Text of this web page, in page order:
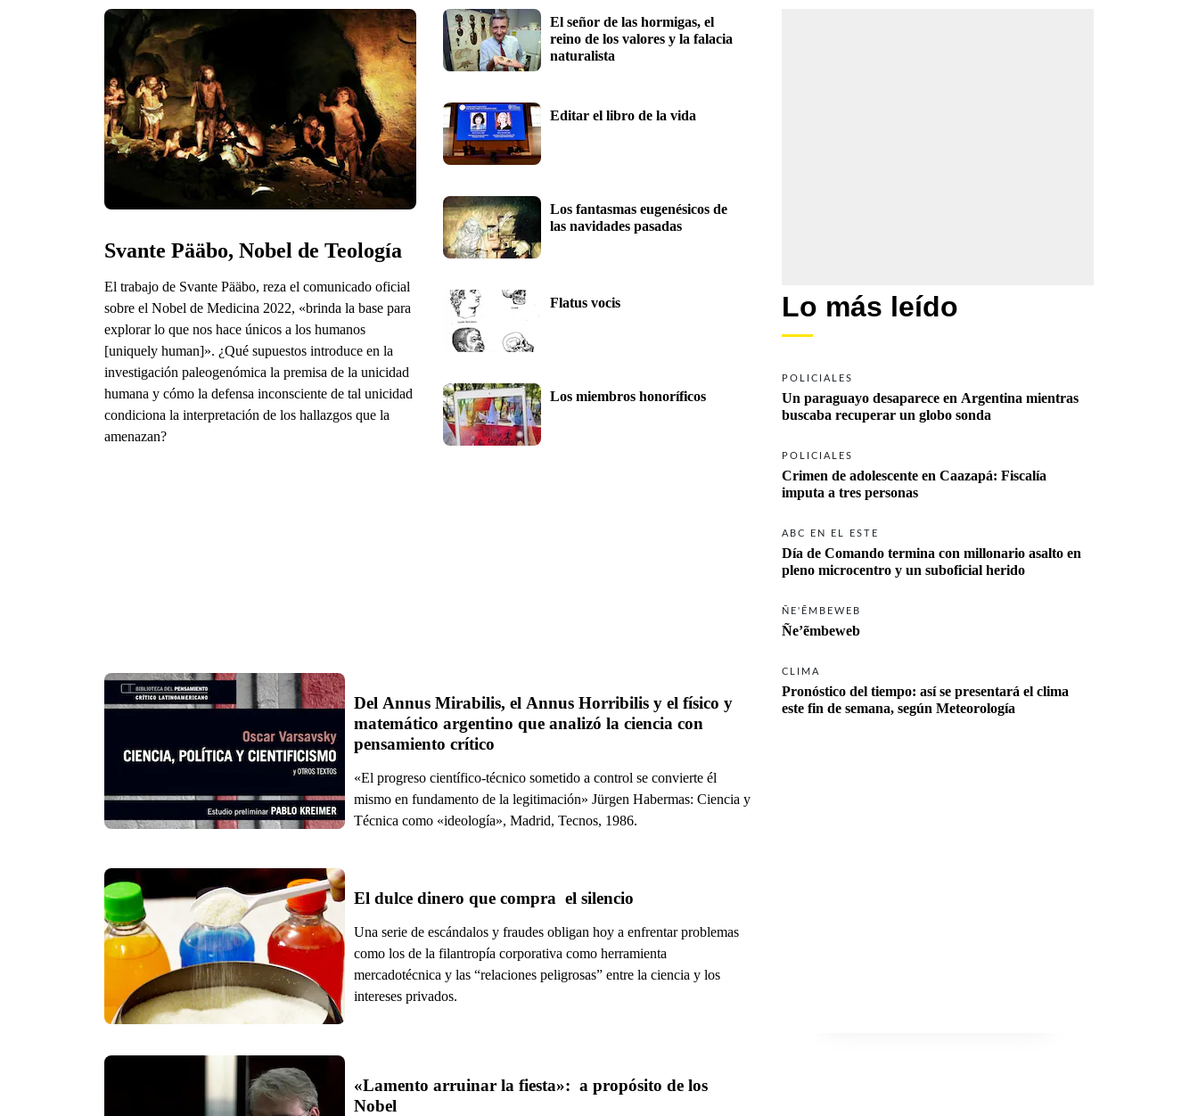
Svante Pääbo, Nobel de Teología
El trabajo de Svante Pääbo, reza el comunicado oficial
sobre el Nobel de Medicina 2022, «brinda la base para
explorar lo que nos hace únicos a los humanos
[uniquely human]». ¿Qué supuestos introduce en la
investigación paleogenómica la premisa de la unicidad
humana y cómo la defensa inconsciente de tal unicidad
condiciona la interpretación de los hallazgos que la
amenazan?
El señor de las hormigas, el
reino de los valores y la falacia
naturalista
Editar el libro de la vida
Los fantasmas eugenésicos de
las navidades pasadas
Flatus vocis
Los miembros honoríficos
Del Annus Mirabilis, el Annus Horribilis y el físico y
matemático argentino que analizó la ciencia con
pensamiento crítico
«El progreso científico-técnico sometido a control se convierte él
mismo en fundamento de la legitimación» Jürgen Habermas: Ciencia y
Técnica como «ideología», Madrid, Tecnos, 1986.
El dulce dinero que compra  el silencio
Una serie de escándalos y fraudes obligan hoy a enfrentar problemas
como los de la filantropía corporativa como herramienta
mercadotécnica y las “relaciones peligrosas” entre la ciencia y los
intereses privados.
«Lamento arruinar la fiesta»:  a propósito de los
Nobel
Lo más leído
POLICIALES
Un paraguayo desaparece en Argentina mientras
POLICIALES
Crimen de adolescente en Caazapá: Fiscalía
ABC EN EL ESTE
Día de Comando termina con millonario asalto en
pleno microcentro y un suboficial herido
ÑE'ẼMBEWEB
Ñe’ẽmbeweb
CLIMA
Pronóstico del tiempo: así se presentará el clima
este fin de semana, según Meteorología